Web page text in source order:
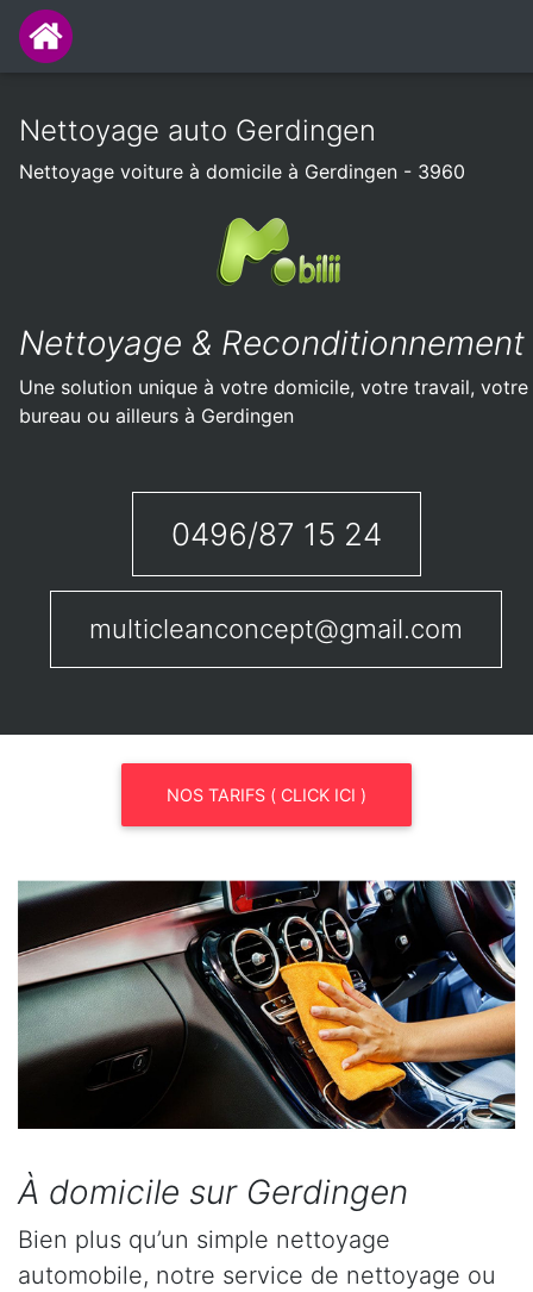
Nettoyage auto Gerdingen
Nettoyage voiture à domicile à Gerdingen - 3960
Nettoyage & Reconditionnement
Une solution unique à votre domicile, votre travail, votre
bureau ou ailleurs à Gerdingen
0496/87 15 24
multicleanconcept@gmail.com
NOS TARIFS ( CLICK ICI )
À domicile sur Gerdingen
Bien plus qu’un simple nettoyage
automobile, notre service de nettoyage ou